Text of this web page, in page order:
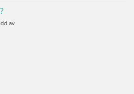
med
avfor